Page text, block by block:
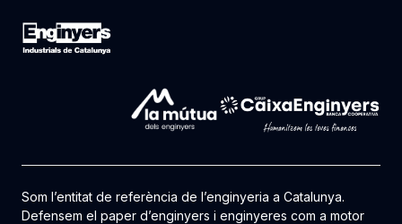
Som l’entitat de referència de l’enginyeria a Catalunya.
Defensem el paper d’enginyers i enginyeres com a motor